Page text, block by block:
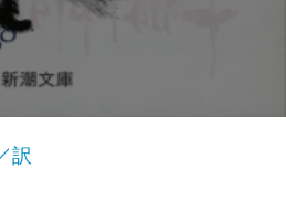
訳